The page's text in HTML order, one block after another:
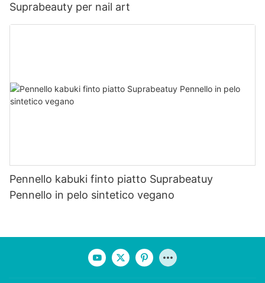
Suprabeauty per nail art
Pennello kabuki finto piatto Suprabeatuy
Pennello in pelo sintetico vegano